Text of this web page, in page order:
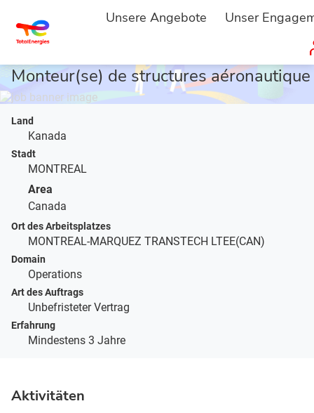
Unsere Angebote Unser
STARTSEITE
Monteur(se) de structures aéronautique
Land
Kanada
Stadt
MONTREAL
Area
Canada
Ort des Arbeitsplatzes
MONTREAL-MARQUEZ TRANSTECH LTEE(CAN)
Domain
Operations
Art des Auftrags
Unbefristeter Vertrag
Erfahrung
Mindestens 3 Jahre
Aktivitäten